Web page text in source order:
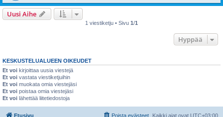
Uusi Aihe
1 viestiketju • Sivu 1/1
Hyppää
KESKUSTELUALUEEN OIKEUDET
Et voi kirjoittaa uusia viestejä
Et voi vastata viestiketjuihin
Et voi muokata omia viestejäsi
Et voi poistaa omia viestejäsi
Et voi lähettää liitetiedostoja
Etusivu Kaikki ajat ovat UTC+03:00
Poista evästeet